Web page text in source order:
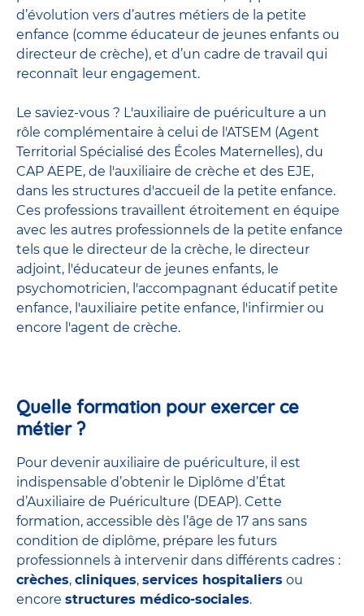
d’évolution vers d’autres métiers de la petite
enfance (comme éducateur de jeunes enfants ou
directeur de crèche), et d’un cadre de travail qui
reconnaît leur engagement.
Le saviez-vous ? L'auxiliaire de puériculture a un
rôle complémentaire à celui de l'ATSEM (Agent
Territorial Spécialisé des Écoles Maternelles), du
CAP AEPE, de l'auxiliaire de crèche et des EJE,
dans les structures d'accueil de la petite enfance.
Ces professions travaillent étroitement en équipe
avec les autres professionnels de la petite enfance
tels que le directeur de la crèche, le directeur
adjoint, l'éducateur de jeunes enfants, le
psychomotricien, l'accompagnant éducatif petite
enfance, l'auxiliaire petite enfance, l'infirmier ou
encore l'agent de crèche.
Quelle formation pour exercer ce
métier ?
Pour devenir auxiliaire de puériculture, il est
indispensable d’obtenir le Diplôme d’État
d’Auxiliaire de Puériculture (DEAP). Cette
formation, accessible dès l’âge de 17 ans sans
condition de diplôme, prépare les futurs
professionnels à intervenir dans différents cadres :
crèches, cliniques, services hospitaliers ou
encore structures médico-sociales.